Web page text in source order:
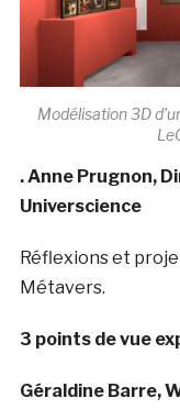
Modélisation 3D
. Anne Prugnon,
Universcience
Réflexions et
Métavers.
3 points de vue
Géraldine Barre,